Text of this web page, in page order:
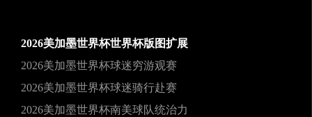
2026美加墨世界杯世界杯版图扩展
2026美加墨世界杯球迷穷游观赛
2026美加墨世界杯球迷骑行赴赛
2026美加墨世界杯南美球队统治力